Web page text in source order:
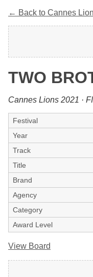
← Back to Cannes
TWO
Cannes Lions 2021 ·
Festival
Year
Track
Title
Brand
Agency
Category
Award Level
View Board